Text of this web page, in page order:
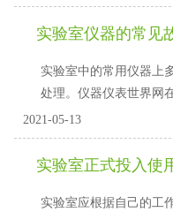
实验室仪器的常见
实验室中的常用仪器上多
处理。仪器仪表世界网
2021-05-13
实验室正式投入使
实验室应根据自己的工作